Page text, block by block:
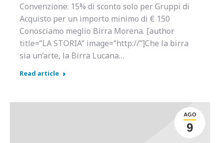
Convenzione: 15% di sconto solo per Gruppi di
Acquisto per un importo minimo di € 150
Conosciamo meglio Birra Morena. [author
title=”LA STORIA” image=”http://”]Che la birra
sia un’arte, la Birra Lucana…
Read article
AGO
9